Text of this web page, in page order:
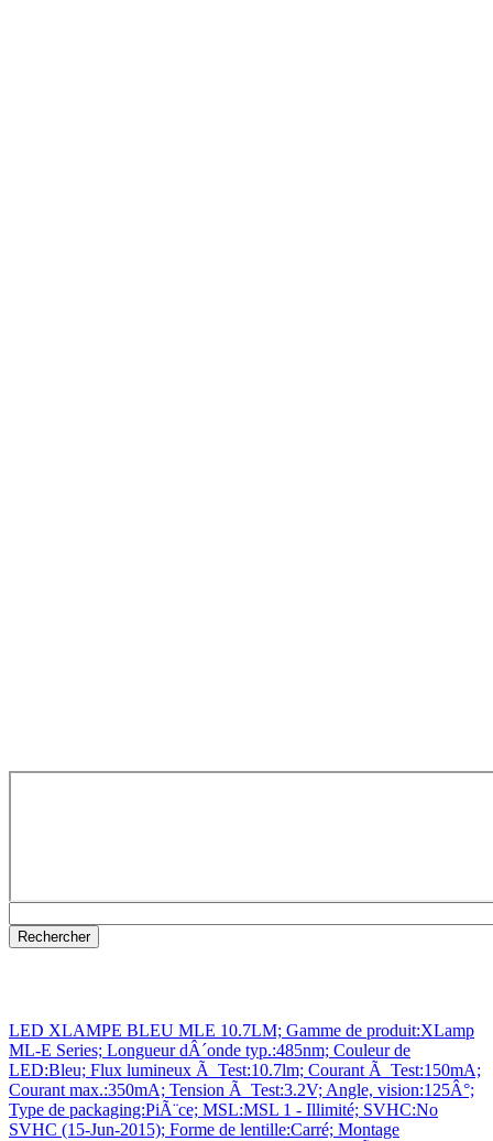
LED XLAMPE BLEU MLE 10.7LM; Gamme de produit:XLamp
ML-E Series; Longueur dÂ´onde typ.:485nm; Couleur de
LED:Bleu; Flux lumineux Ã Test:10.7lm; Courant Ã Test:150mA;
Courant max.:350mA; Tension Ã Test:3.2V; Angle, vision:125Â°;
Type de packaging:PiÃ¨ce; MSL:MSL 1 - Illimité; SVHC:No
SVHC (15-Jun-2015); Forme de lentille:Carré; Montage